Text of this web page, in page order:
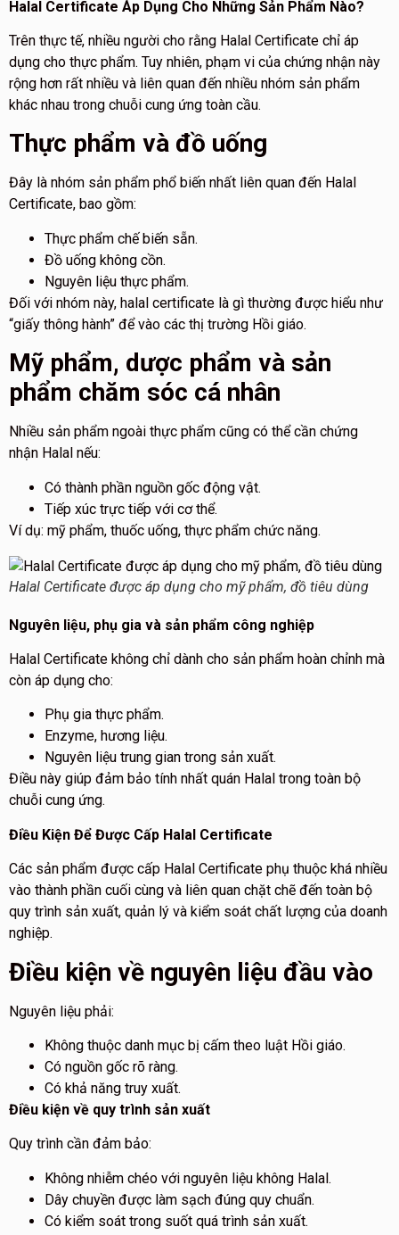
Halal Certificate Áp Dụng Cho Những Sản Phẩm Nào?
Trên thực tế, nhiều người cho rằng Halal Certificate chỉ áp
dụng cho thực phẩm. Tuy nhiên, phạm vi của chứng nhận này
rộng hơn rất nhiều và liên quan đến nhiều nhóm sản phẩm
khác nhau trong chuỗi cung ứng toàn cầu.
Thực phẩm và đồ uống
Đây là nhóm sản phẩm phổ biến nhất liên quan đến Halal
Certificate, bao gồm:
Thực phẩm chế biến sẵn.
Đồ uống không cồn.
Nguyên liệu thực phẩm.
Đối với nhóm này, halal certificate là gì thường được hiểu như
“giấy thông hành” để vào các thị trường Hồi giáo.
Mỹ phẩm, dược phẩm và sản
phẩm chăm sóc cá nhân
Nhiều sản phẩm ngoài thực phẩm cũng có thể cần chứng
nhận Halal nếu:
Có thành phần nguồn gốc động vật.
Tiếp xúc trực tiếp với cơ thể.
Ví dụ: mỹ phẩm, thuốc uống, thực phẩm chức năng.
Halal Certificate được áp dụng cho mỹ phẩm, đồ tiêu dùng
Nguyên liệu, phụ gia và sản phẩm công nghiệp
Halal Certificate không chỉ dành cho sản phẩm hoàn chỉnh mà
còn áp dụng cho:
Phụ gia thực phẩm.
Enzyme, hương liệu.
Nguyên liệu trung gian trong sản xuất.
Điều này giúp đảm bảo tính nhất quán Halal trong toàn bộ
chuỗi cung ứng.
Điều Kiện Để Được Cấp Halal Certificate
Các sản phẩm được cấp Halal Certificate phụ thuộc khá nhiều
vào thành phần cuối cùng và liên quan chặt chẽ đến toàn bộ
quy trình sản xuất, quản lý và kiểm soát chất lượng của doanh
nghiệp.
Điều kiện về nguyên liệu đầu vào
Nguyên liệu phải:
Không thuộc danh mục bị cấm theo luật Hồi giáo.
Có nguồn gốc rõ ràng.
Có khả năng truy xuất.
Điều kiện về quy trình sản xuất
Quy trình cần đảm bảo:
Không nhiễm chéo với nguyên liệu không Halal.
Dây chuyền được làm sạch đúng quy chuẩn.
Có kiểm soát trong suốt quá trình sản xuất.